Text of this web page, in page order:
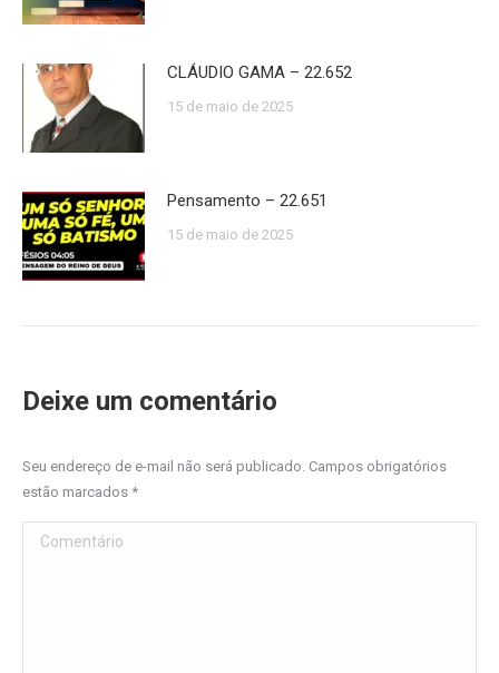
CLÁUDIO GAMA – 22.652
15 de maio de 2025
Pensamento – 22.651
15 de maio de 2025
Deixe um comentário
Seu endereço de e-mail não será publicado. Campos obrigatórios
estão marcados *
Comentário